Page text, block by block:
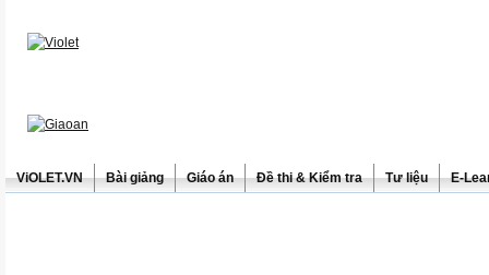
ViOLET.VN Bài giảng Giáo án Đề thi & Kiểm tra Tư liệu E-